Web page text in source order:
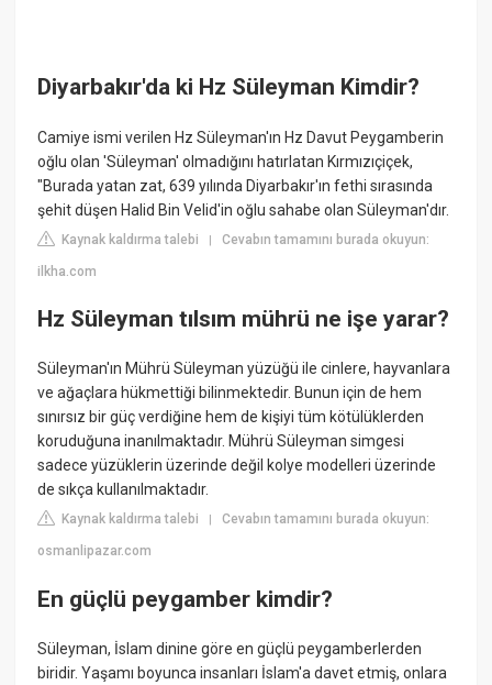
Diyarbakır'da ki Hz Süleyman Kimdir?
Camiye ismi verilen Hz Süleyman'ın Hz Davut Peygamberin
oğlu olan 'Süleyman' olmadığını hatırlatan Kırmızıçiçek,
"Burada yatan zat, 639 yılında Diyarbakır'ın fethi sırasında
şehit düşen Halid Bin Velid'in oğlu sahabe olan Süleyman'dır.
Kaynak kaldırma talebi |Cevabın tamamını burada okuyun:
ilkha.com
Hz Süleyman tılsım mührü ne işe yarar?
Süleyman'ın Mührü Süleyman yüzüğü ile cinlere, hayvanlara
ve ağaçlara hükmettiği bilinmektedir. Bunun için de hem
sınırsız bir güç verdiğine hem de kişiyi tüm kötülüklerden
koruduğuna inanılmaktadır. Mührü Süleyman simgesi
sadece yüzüklerin üzerinde değil kolye modelleri üzerinde
de sıkça kullanılmaktadır.
Kaynak kaldırma talebi |Cevabın tamamını burada okuyun:
osmanlipazar.com
En güçlü peygamber kimdir?
Süleyman, İslam dinine göre en güçlü peygamberlerden
biridir. Yaşamı boyunca insanları İslam'a davet etmiş, onlara